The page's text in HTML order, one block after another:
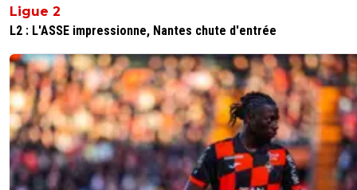
Ligue 2
L2 : L'ASSE impressionne, Nantes chute d'entrée